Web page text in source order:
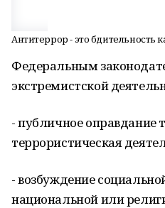
Антитеррор - это бдительность
Федеральным
экстремистской
- публичное оправдание
террористическая
- возбуждение
национальной или